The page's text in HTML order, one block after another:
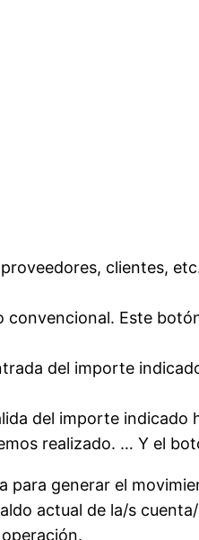
clientes,
convencional. Este
del importe
del importe indicado
realizado. … Y el
generar el
actual de la/s